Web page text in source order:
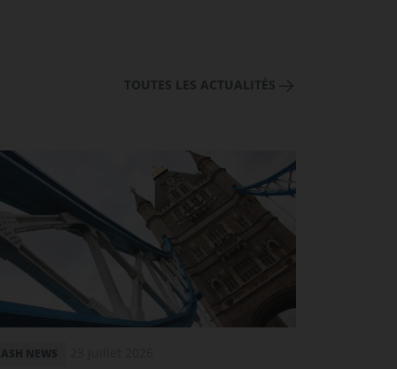
TOUTES LES ACTUALITÉS